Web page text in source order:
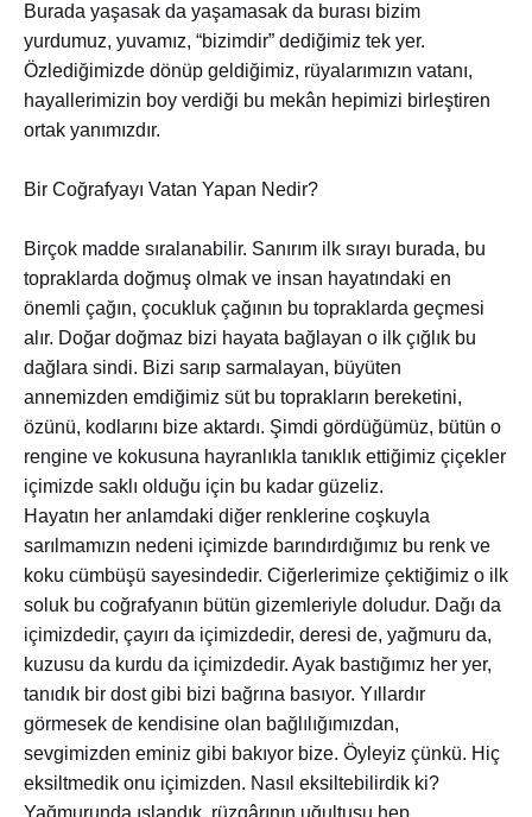
Burada yaşasak da yaşamasak da burası bizim
yurdumuz, yuvamız, “bizimdir” dediğimiz tek yer.
Özlediğimizde dönüp geldiğimiz, rüyalarımızın vatanı,
hayallerimizin boy verdiği bu mekân hepimizi birleştiren
ortak yanımızdır.
Bir Coğrafyayı Vatan Yapan Nedir?
Birçok madde sıralanabilir. Sanırım ilk sırayı burada, bu
topraklarda doğmuş olmak ve insan hayatındaki en
önemli çağın, çocukluk çağının bu topraklarda geçmesi
alır. Doğar doğmaz bizi hayata bağlayan o ilk çığlık bu
dağlara sindi. Bizi sarıp sarmalayan, büyüten
annemizden emdiğimiz süt bu toprakların bereketini,
özünü, kodlarını bize aktardı. Şimdi gördüğümüz, bütün o
rengine ve kokusuna hayranlıkla tanıklık ettiğimiz çiçekler
içimizde saklı olduğu için bu kadar güzeliz.
Hayatın her anlamdaki diğer renklerine coşkuyla
sarılmamızın nedeni içimizde barındırdığımız bu renk ve
koku cümbüşü sayesindedir. Ciğerlerimize çektiğimiz o ilk
soluk bu coğrafyanın bütün gizemleriyle doludur. Dağı da
içimizdedir, çayırı da içimizdedir, deresi de, yağmuru da,
kuzusu da kurdu da içimizdedir. Ayak bastığımız her yer,
tanıdık bir dost gibi bizi bağrına basıyor. Yıllardır
görmesek de kendisine olan bağlılığımızdan,
sevgimizden eminiz gibi bakıyor bize. Öyleyiz çünkü. Hiç
eksiltmedik onu içimizden. Nasıl eksiltebilirdik ki?
Yağmurunda ıslandık, rüzgârının uğultusu hep